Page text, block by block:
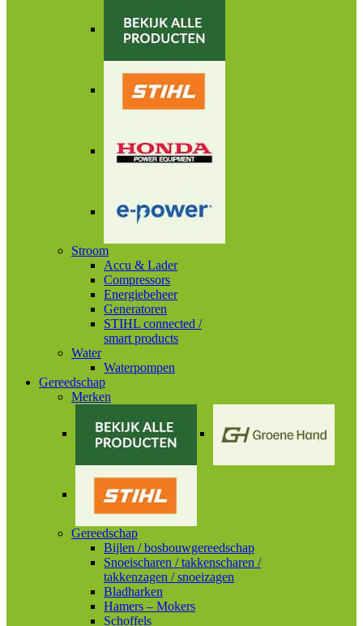
Stroom
Accu & Lader
Compressors
Energiebeheer
Generatoren
STIHL connected /
smart products
Water
Waterpompen
Gereedschap
Merken
Gereedschap
Bijlen / bosbouwgereedschap
Snoeischaren / takkenscharen /
takkenzagen / snoeizagen
Bladharken
Hamers – Mokers
Schoffels